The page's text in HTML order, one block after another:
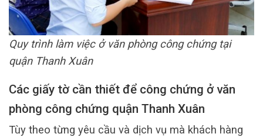
Quy trình làm việc ở văn phòng công chứng tại
quận Thanh Xuân
Các giấy tờ cần thiết để công chứng ở văn
phòng công chứng quận Thanh Xuân
Tùy theo từng yêu cầu và dịch vụ mà khách hàng